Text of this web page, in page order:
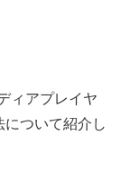
ィアプレイヤ
ついて紹介し